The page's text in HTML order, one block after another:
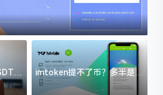
地
imtoken提不了币？多半是这
几件事没处理好